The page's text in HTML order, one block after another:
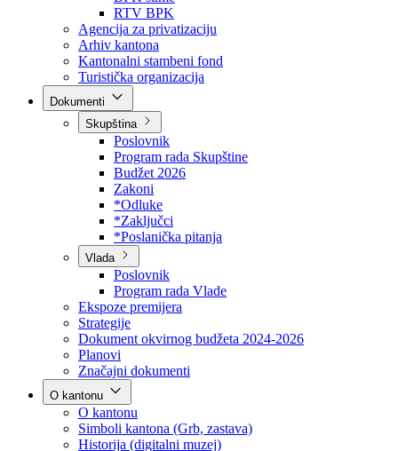
Direkcija za šumarstvo
Javna preduzeća
BPK šume
RTV BPK
Agencija za privatizaciju
Arhiv kantona
Kantonalni stambeni fond
Turistička organizacija
Skupština
Poslovnik
Program rada Skupštine
Budžet 2026
Zakoni
*Odluke
*Zaključci
*Poslanička pitanja
Vlada
Poslovnik
Program rada Vlade
Ekspoze premijera
Strategije
Dokument okvirnog budžeta 2024-2026
Planovi
Značajni dokumenti
O kantonu